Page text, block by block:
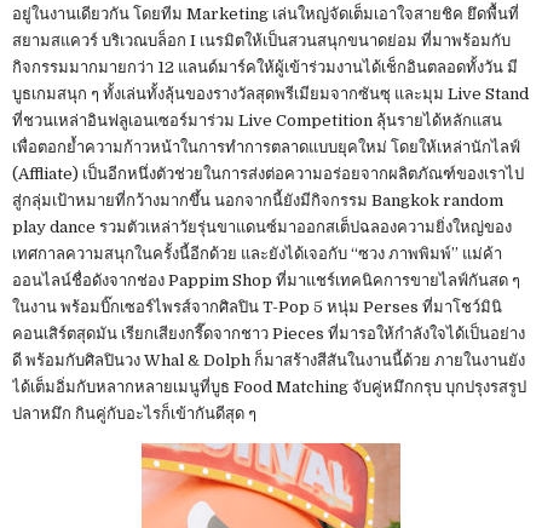
อยู่ในงานเดียวกัน โดยทีม Marketing เล่นใหญ่จัดเต็มเอาใจสายชิค ยึดพื้นที่
สยามสแควร์ บริเวณบล็อก I เนรมิตให้เป็นสวนสนุกขนาดย่อม ที่มาพร้อมกับ
กิจกรรมมากมายกว่า 12 แลนด์มาร์คให้ผู้เข้าร่วมงานได้เช็กอินตลอดทั้งวัน มี
บูธเกมสนุก ๆ ทั้งเล่นทั้งลุ้นของรางวัลสุดพรีเมียมจากซันซุ และมุม Live Stand
ที่ชวนเหล่าอินฟลูเอนเซอร์มาร่วม Live Competition ลุ้นรายได้หลักแสน
เพื่อตอกย้ำความก้าวหน้าในการทำการตลาดแบบยุคใหม่ โดยให้เหล่านักไลฟ์
(Affliate) เป็นอีกหนึ่งตัวช่วยในการส่งต่อความอร่อยจากผลิตภัณฑ์ของเราไป
สู่กลุ่มเป้าหมายที่กว้างมากขึ้น นอกจากนี้ยังมีกิจกรรม Bangkok random
play dance รวมตัวเหล่าวัยรุ่นขาแดนซ์มาออกสเต็ปฉลองความยิ่งใหญ่ของ
เทศกาลความสนุกในครั้งนี้อีกด้วย และยังได้เจอกับ “ซวง ภาพพิมพ์” แม่ค้า
ออนไลน์ชื่อดังจากช่อง Pappim Shop ที่มาแชร์เทคนิคการขายไลฟ์กันสด ๆ
ในงาน พร้อมบิ๊กเซอร์ไพรส์จากศิลปิน T-Pop 5 หนุ่ม Perses ที่มาโชว์มินิ
คอนเสิร์ตสุดมัน เรียกเสียงกรี๊ดจากชาว Pieces ที่มารอให้กำลังใจได้เป็นอย่าง
ดี พร้อมกับศิลปินวง Whal & Dolph ก็มาสร้างสีสันในงานนี้ด้วย ภายในงานยัง
ได้เต็มอิ่มกับหลากหลายเมนูที่บูธ Food Matching จับคู่หมึกกรุบ บุกปรุงรสรูป
ปลาหมึก กินคู่กับอะไรก็เข้ากันดีสุด ๆ